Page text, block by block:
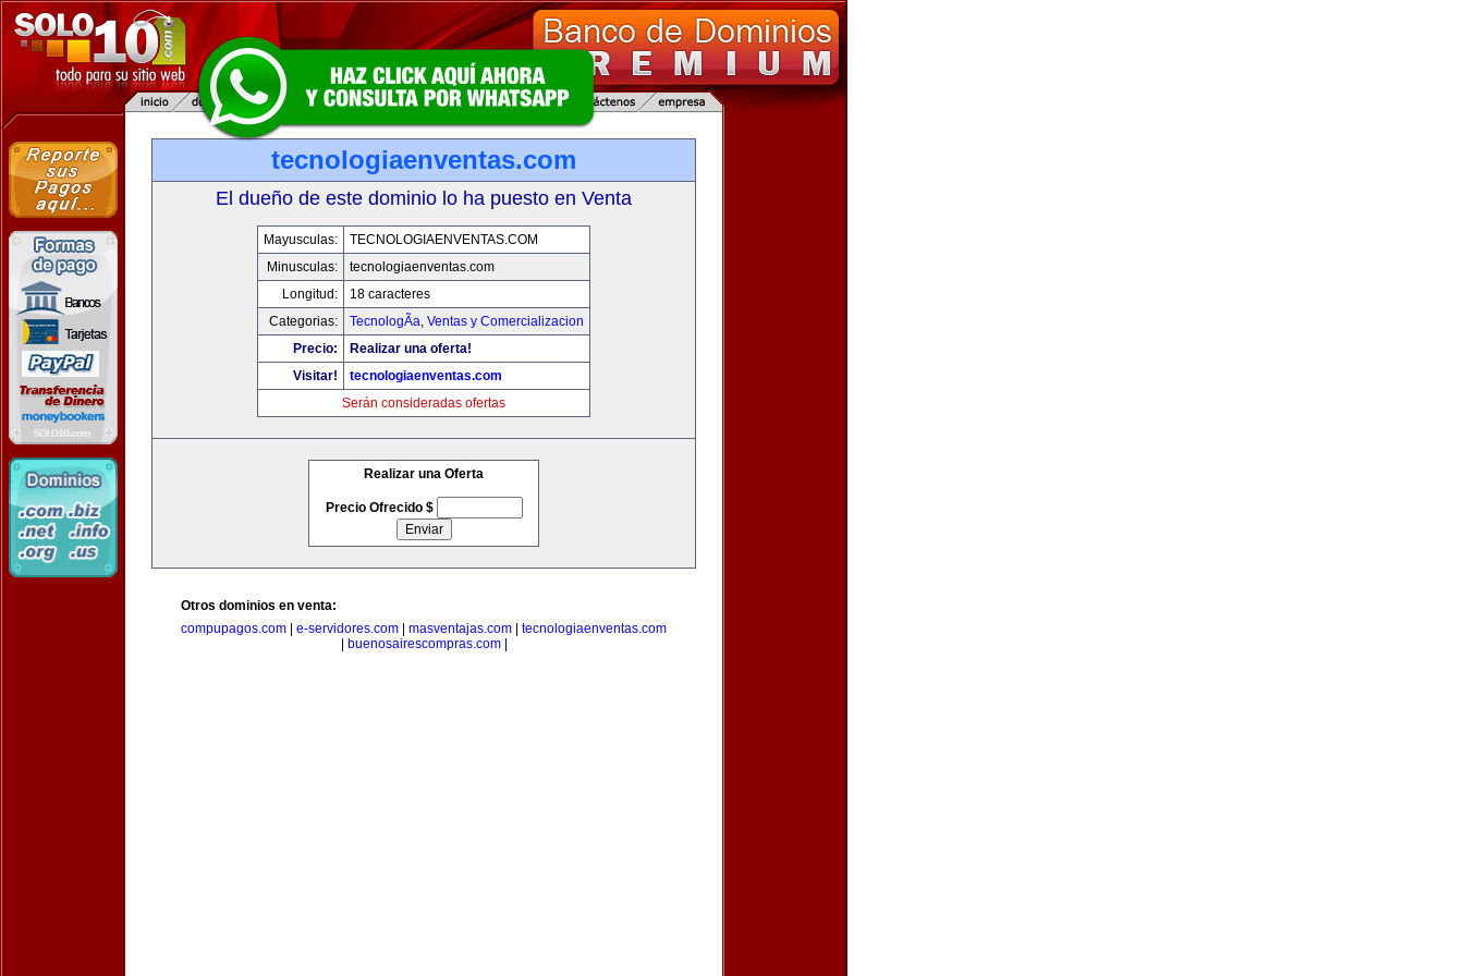
tecnologiaenventas.com
El dueño de este dominio lo ha puesto en Venta
Mayusculas:
TECNOLOGIAENVENTAS.COM
Minusculas:
tecnologiaenventas.com
Longitud:
18 caracteres
Categorias:
TecnologÃ­a, Ventas y Comercializacion
Precio:
Realizar una oferta!
Visitar!
tecnologiaenventas.com
Serán consideradas ofertas
Realizar una Oferta
Precio Ofrecido $
Otros dominios en venta:
compupagos.com
e-servidores.com masventajas.com
tecnologiaenventas.com
buenosairescompras.com|